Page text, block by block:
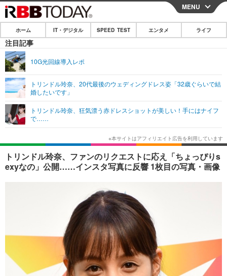
CLOSE
ホーム
IT・デジタル
ネタ
ショッピング その他
SPEED TEST
エンタメ
エンタメTOP
韓国・芸能
音楽 スポーツ
ライフ
ライフTOP グルメ
ペット ショッピング
リリース一覧
プッシュ通知の停止方法
MENU
ホーム IT・デジタル SPEED TEST エンタメ ライフ
注目記事
10G光回線導入レポ
トリンドル玲奈、20代最後のウェディングドレス姿「32歳ぐらいで結
婚したいです」
トリンドル玲奈、狂気漂う赤ドレスショットが美しい！手にはナイフ
で……
トリンドル玲奈、ファンのリクエストに応え「ちょっぴりs
exyなの」公開……インスタ写真に反響 1枚目の写真・画像